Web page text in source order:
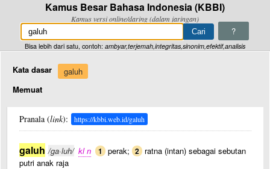
Kamus Besar Bahasa Indonesia (KBBI)
Kamus versi online/daring (dalam jaringan)
?
Bisa lebih dari satu, contoh: ambyar,terjemah,integritas,sinonim,efektif,analisis
Kata dasar
galuh
Memuat
Pranala (link): https://kbbi.web.id/galuh
galuh /ga·luh/ kl n 1 perak; 2 ratna (intan) sebagai sebutan
putri anak raja